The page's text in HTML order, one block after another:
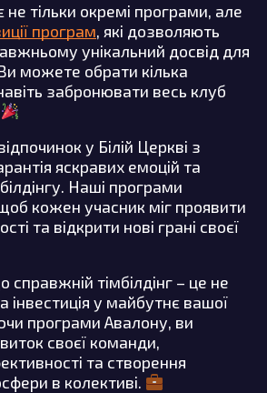
тільки окремі програми, але
програм, які дозволяють
унікальний досвід для
можете обрати кілька
забронювати весь клуб
у Білій Церкві з
яскравих емоцій та
Наші програми
кожен учасник міг проявити
та відкрити нові грані своєї
тімбілдінг – це не
інвестиція у майбутнє вашої
програми Авалону, ви
своєї команди,
та створення
в колективі.